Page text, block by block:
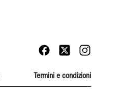
Termini e condizioni